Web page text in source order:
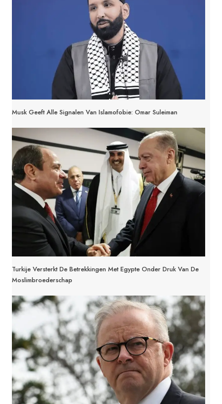
Musk Geeft Alle Signalen Van Islamofobie: Omar Suleiman
Turkije Versterkt De Betrekkingen Met Egypte Onder Druk Van De
Moslimbroederschap